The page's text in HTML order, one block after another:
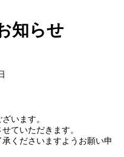
知らせ
います。
ていただきます。
くださいますようお願い申